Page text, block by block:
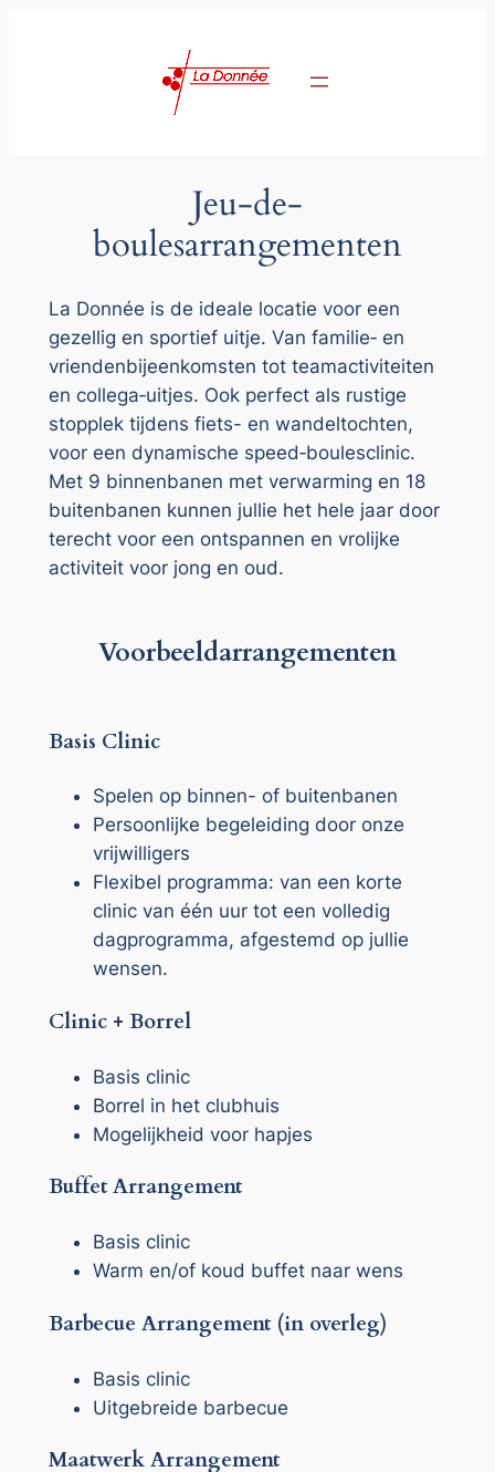
Jeu-de-
boulesarrangementen
La Donnée is de ideale locatie voor een
gezellig en sportief uitje. Van familie‑ en
vriendenbijeenkomsten tot teamactiviteiten
en collega‑uitjes. Ook perfect als rustige
stopplek tijdens fiets- en wandeltochten,
voor een dynamische speed‑boulesclinic.
Met 9 binnenbanen met verwarming en 18
buitenbanen kunnen jullie het hele jaar door
terecht voor een ontspannen en vrolijke
activiteit voor jong en oud.
Voorbeeldarrangementen
Basis Clinic
Spelen op binnen- of buitenbanen
Persoonlijke begeleiding door onze
vrijwilligers
Flexibel programma: van een korte
clinic van één uur tot een volledig
dagprogramma, afgestemd op jullie
wensen.
Clinic + Borrel
Basis clinic
Borrel in het clubhuis
Mogelijkheid voor hapjes
Buffet Arrangement
Basis clinic
Warm en/of koud buffet naar wens
Barbecue Arrangement (in overleg)
Basis clinic
Uitgebreide barbecue
Maatwerk Arrangement